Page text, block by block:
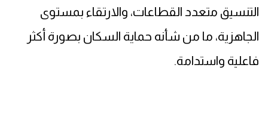
التنسيق متعدد القطاعات، والارتقاء بمستوى
الجاهزية، ما من شأنه حماية السكان بصورة أكثر
فاعلية واستدامة.